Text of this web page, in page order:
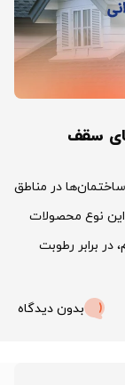
سقف
در مناطق
نوع محصولات
در برابر رطوبت
بدون دیدگاه